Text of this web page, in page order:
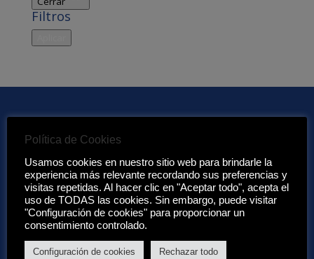
Filtros
Acerca de nosotros
Condiciones de Eurotenerife:
Política de Cookies
Usamos cookies en nuestro sitio web para brindarle la
experiencia más relevante recordando sus preferencias y
visitas repetidas. Al hacer clic en "Aceptar todo", acepta el
uso de TODAS las cookies. Sin embargo, puede visitar
"Configuración de cookies" para proporcionar un
consentimiento controlado.
Configuración de cookies Rechazar todo